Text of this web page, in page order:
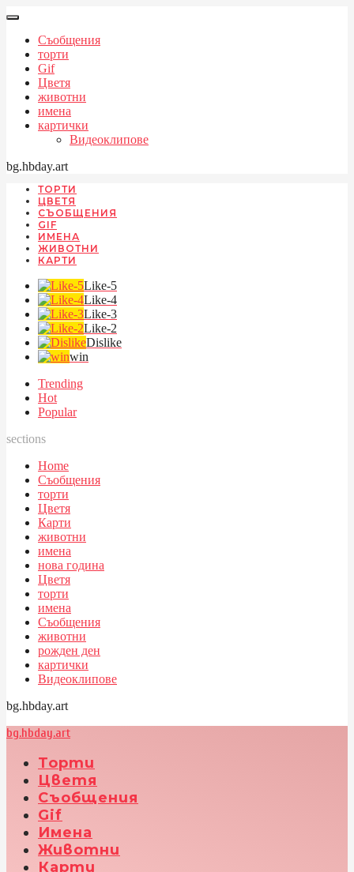
Съобщения
торти
Gif
Цветя
животни
имена
картички
Видеоклипове
bg.hbday.art
ТОРТИ
ЦВЕТЯ
СЪОБЩЕНИЯ
GIF
ИМЕНА
ЖИВОТНИ
КАРТИ
Like-5
Like-4
Like-3
Like-2
Dislike
win
Trending
Hot
Popular
sections
Home
Съобщения
торти
Цветя
Карти
животни
имена
нова година
Цветя
торти
имена
Съобщения
животни
рожден ден
картички
Видеоклипове
bg.hbday.art
bg.hbday.art
Торти
Цветя
Съобщения
Gif
Имена
Животни
Карти